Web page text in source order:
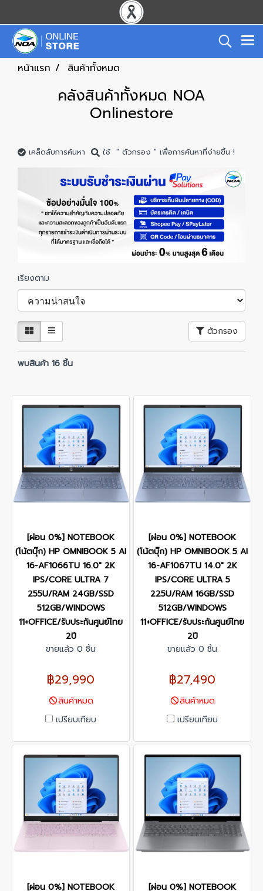
หน้าแรก สินค้าทั้งหมด
คลังสินค้าทั้งหมด NOA
Onlinestore
เคล็ดลับการค้นหา ใช้ " ตัวกรอง " เพื่อการค้นหาที่ง่ายขึ้น !
เรียงตาม
ตัวกรอง
พบสินค้า 16 ชิ้น
[ผ่อน 0%] NOTEBOOK
(โน้ตบุ๊ก) HP OMNIBOOK 5 AI
16-AF1066TU 16.0" 2K
IPS/CORE ULTRA 7
255U/RAM 24GB/SSD
512GB/WINDOWS
11+OFFICE/รับประกันศูนย์ไทย
2ปี
ขายแล้ว 0 ชิ้น
฿29,990
สินค้าหมด
เปรียบเทียบ
[ผ่อน 0%] NOTEBOOK
(โน้ตบุ๊ก) HP OMNIBOOK 5 AI
16-AF1067TU 14.0" 2K
IPS/CORE ULTRA 5
225U/RAM 16GB/SSD
512GB/WINDOWS
11+OFFICE/รับประกันศูนย์ไทย
2ปี
ขายแล้ว 0 ชิ้น
฿27,490
สินค้าหมด
เปรียบเทียบ
[ผ่อน 0%] NOTEBOOK
[ผ่อน 0%] NOTEBOOK